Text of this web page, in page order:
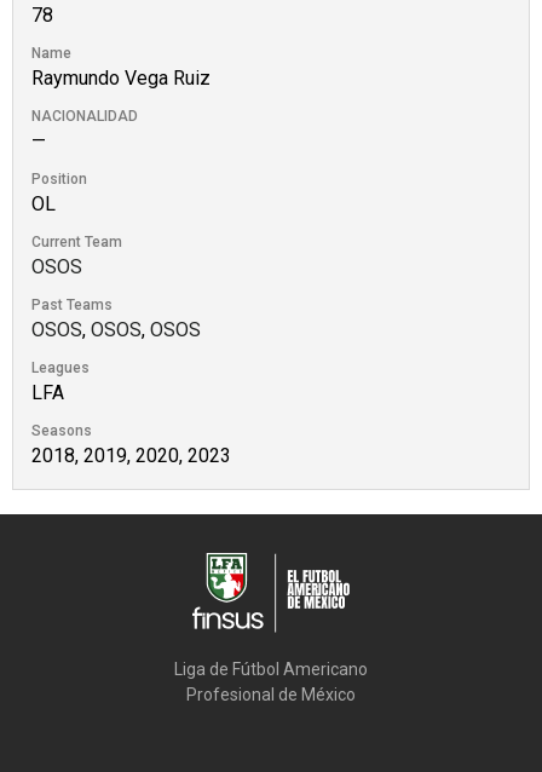
78
Name
Raymundo Vega Ruiz
NACIONALIDAD
—
Position
OL
Current Team
OSOS
Past Teams
OSOS, OSOS, OSOS
Leagues
LFA
Seasons
2018, 2019, 2020, 2023
Liga de Fútbol Americano
Profesional de México